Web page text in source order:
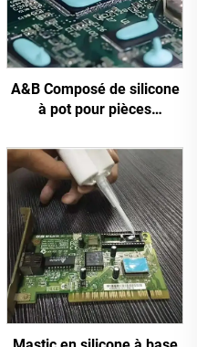
A&B Composé de silicone
à pot pour pièces
thermique C-628T